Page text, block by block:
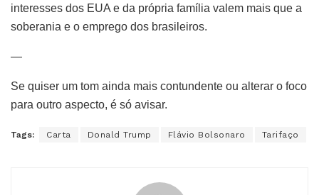
interesses dos EUA e da própria família valem mais que a
soberania e o emprego dos brasileiros.
—
Se quiser um tom ainda mais contundente ou alterar o foco
para outro aspecto, é só avisar.
Tags: Carta Donald Trump Flávio Bolsonaro Tarifaço